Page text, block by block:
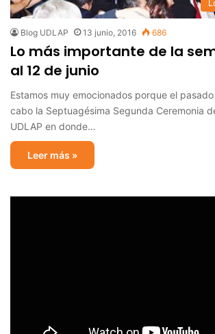
Blog UDLAP 13 junio, 2016 686
Lo más importante de la
al 12 de junio
Estamos muy emocionados porque el
cabo la Septuagésima Segunda Ceremonia
UDLAP en donde…
Leer más »